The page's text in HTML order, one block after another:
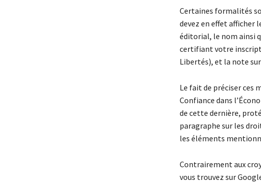
Certaines formalités
devez en effet afficher
éditorial, le nom ainsi
certifiant votre
Libertés), et la note
Le fait de préciser ces
Confiance dans
de cette dernière,
paragraphe sur les
les éléments
Contrairement aux
vous trouvez sur